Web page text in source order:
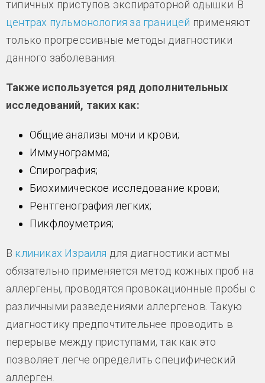
типичных приступов экспираторной одышки. В
центрах пульмонология за границей применяют
только прогрессивные методы диагностики
данного заболевания.
Также используется ряд дополнительных
исследований, таких как:
Общие анализы мочи и крови;
Иммунограмма;
Спирография;
Биохимическое исследование крови;
Рентгенография легких;
Пикфлоуметрия;
В клиниках Израиля для диагностики астмы
обязательно применяется метод кожных проб на
аллергены, проводятся провокационные пробы с
различными разведениями аллергенов. Такую
диагностику предпочтительнее проводить в
перерыве между приступами, так как это
позволяет легче определить специфический
аллерген.